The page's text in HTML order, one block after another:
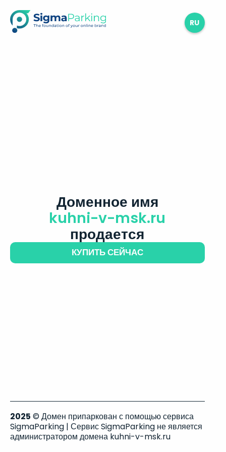
RU
Доменное имя
kuhni-v-msk.ru
продается
КУПИТЬ СЕЙЧАС
2025 © Домен припаркован с помощью сервиса
SigmaParking | Сервис SigmaParking не является
администратором домена kuhni-v-msk.ru